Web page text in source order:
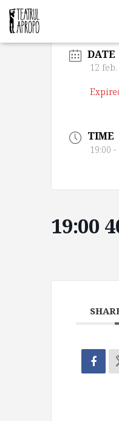
DATE
12
TIME
19:00 -
19:00